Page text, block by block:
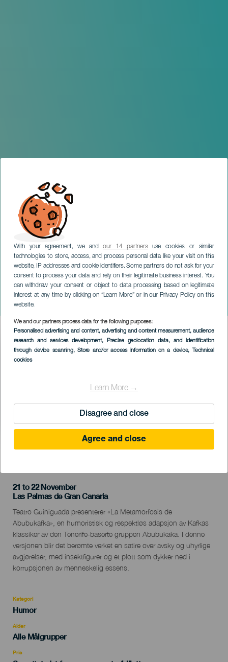
With your agreement, we andour 14 partnersuse cookies or similar
technologies to store, access, and process personal data like your visit on this
website, IP addresses and cookie identifiers. Some partners do not ask for your
consent to process your data and rely on their legitimate business interest. You
can withdraw your consent or object to data processing based on legitimate
interest at any time by clicking on “Learn More” or in our Privacy Policy on this
website.
We and our partners process data for the following purposes:
Personalised advertising and content, advertising and content measurement, audience
research and services development, Precise geolocation data, and identification
through device scanning, Store and/or access information on a device, Technical
cookies
Learn More →
Disagree and close
Agree and close
La Metamorfosis de
Abubukaka
GRAN CANARIA
Imagen
Listado
21 to 22 November
Localidad
Las Palmas de Gran Canaria
Descripción
del
evento
Teatro Guiniguada presenterer «La Metamorfosis de
Abubukafka», en humoristisk og respektløs adapsjon av Kafkas
klassiker av den Tenerife-baserte gruppen Abubukaka. I denne
versjonen blir det berømte verket en satire over avsky og uhyrlige
avgjørelser, med insektfigurer og et plott som dykker ned i
korrupsjonen av menneskelig essens.
Kategori
Categoría
evento
Humor
Alder
Edad
Recomendada
Alle Målgrupper
Pris